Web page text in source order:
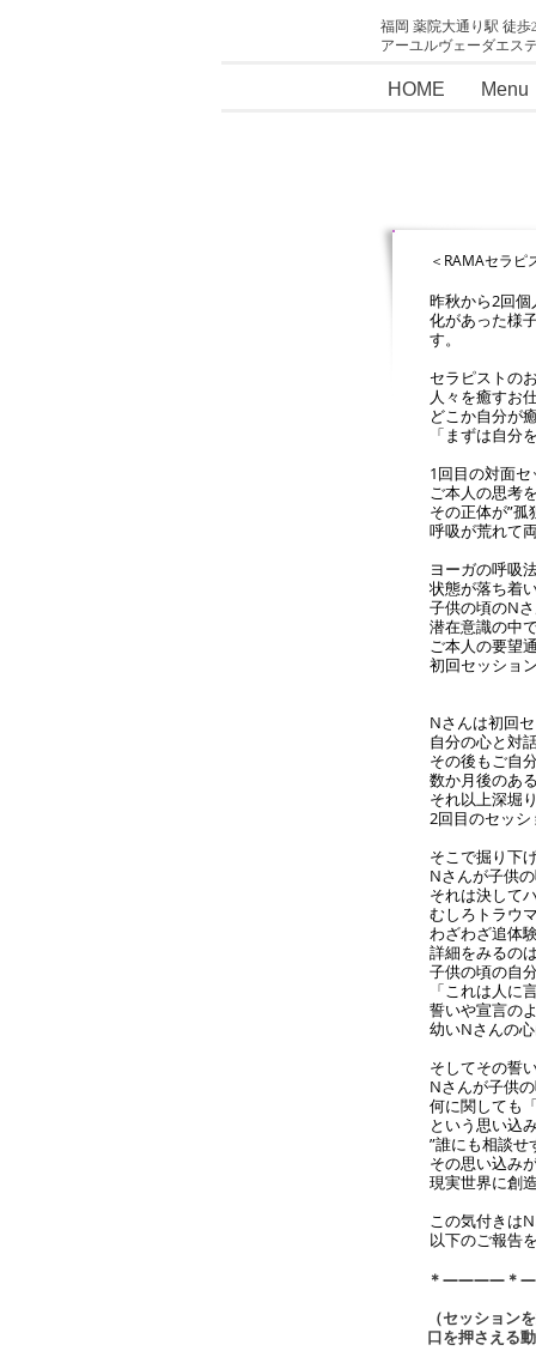
福岡 薬院大通り駅 徒歩
アーユルヴェーダエス
HOME Menu
＜RAMAセラピ
昨秋から2回
化があった様
す。
セラピストの
人々を癒すお
どこか自分が
「まずは自分
1回目の対面
ご本人の思考
その正体が”
呼吸が荒れて
ヨーガの呼吸
状態が落ち着
子供の頃のN
潜在意識の中
ご本人の要望
初回セッショ
Nさんは初回
自分の心と対
その後もご自
数か月後のあ
それ以上深堀
2回目のセッシ
そこで掘り下
Nさんが子供
それは決して
むしろトラウ
わざわざ追体
詳細をみるの
子供の頃の自
「これは人に
誓いや宣言の
幼いNさんの
そしてその誓
Nさんが子供
何に関しても
という思い込
”誰にも相談せ
その思い込み
現実世界に創
この気付きは
以下のご報告
＊――――＊
（セッション
口を押さえる